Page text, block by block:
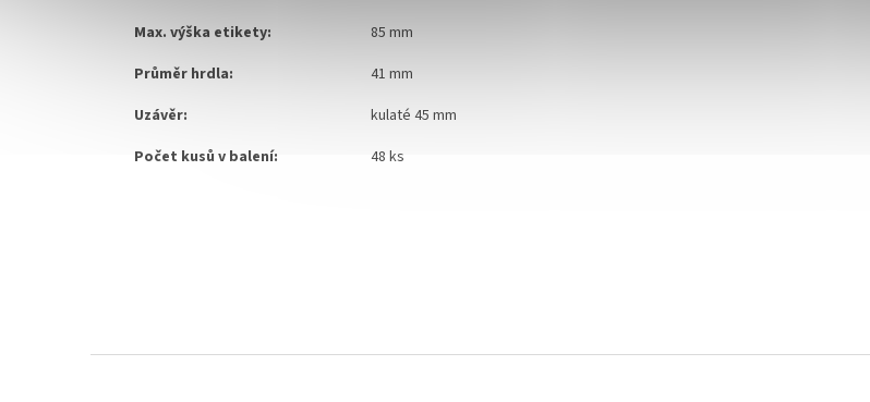
Max. výška etikety:
85 mm
Průměr hrdla:
41 mm
Uzávěr:
kulaté 45 mm
Počet kusů v balení:
48 ks